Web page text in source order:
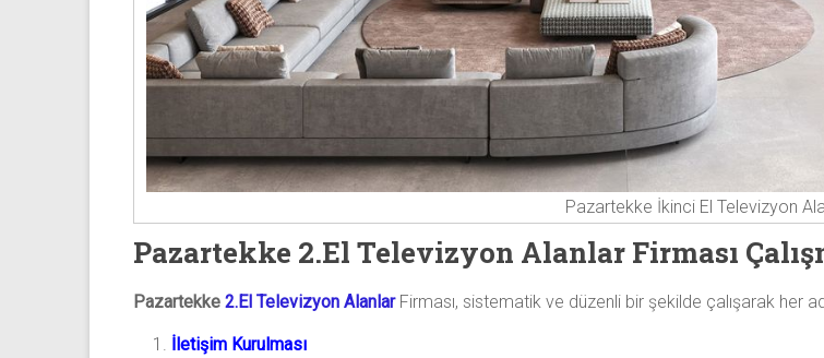
Pazartekke İkinci El Televizyon
Pazartekke 2.El Televizyon Alanlar Firması
Pazartekke 2.El Televizyon AlanlarFirması, sistematik ve düzenli bir şekilde çalışarak her
İletişim Kurulması